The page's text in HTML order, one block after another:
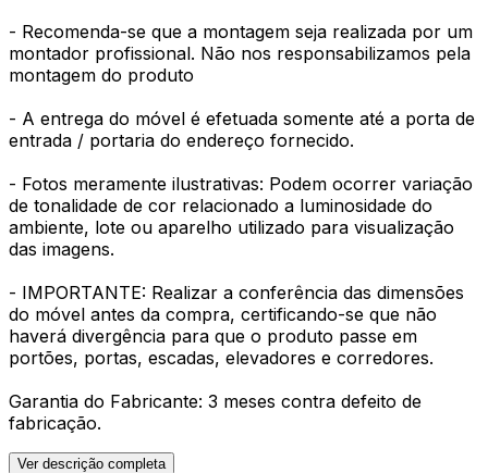
- Recomenda-se que a montagem seja realizada por um
montador profissional. Não nos responsabilizamos pela
montagem do produto
- A entrega do móvel é efetuada somente até a porta de
entrada / portaria do endereço fornecido.
- Fotos meramente ilustrativas: Podem ocorrer variação
de tonalidade de cor relacionado a luminosidade do
ambiente, lote ou aparelho utilizado para visualização
das imagens.
- IMPORTANTE: Realizar a conferência das dimensões
do móvel antes da compra, certificando-se que não
haverá divergência para que o produto passe em
portões, portas, escadas, elevadores e corredores.
Garantia do Fabricante: 3 meses contra defeito de
fabricação.
Ver descrição completa